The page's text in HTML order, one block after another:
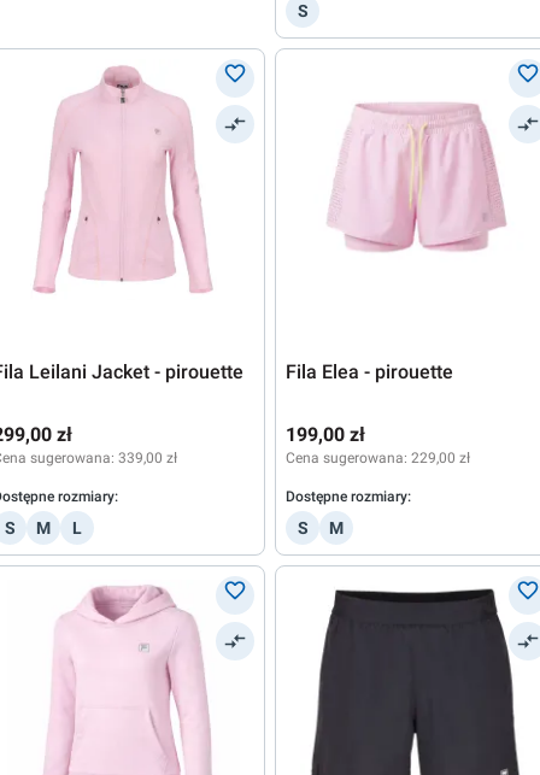
S
Leilani Jacket - pirouette
zł
sugerowana: 339,00 zł
rozmiary:
S M L
Fila Elea - pirouette
199,00 zł
Cena sugerowana: 229,00 zł
Dostępne rozmiary:
S M